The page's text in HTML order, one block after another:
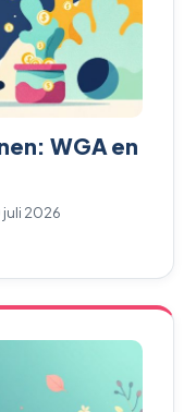
WGA en
juli 2026